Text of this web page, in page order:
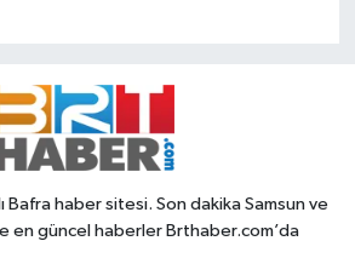
Bafra haber sitesi. Son dakika Samsun ve
en güncel haberler Brthaber.com’da